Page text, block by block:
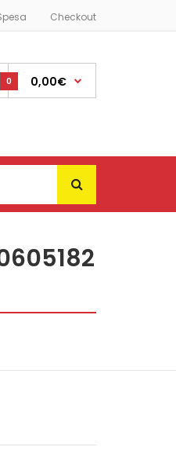
Checkout
0 0,00€